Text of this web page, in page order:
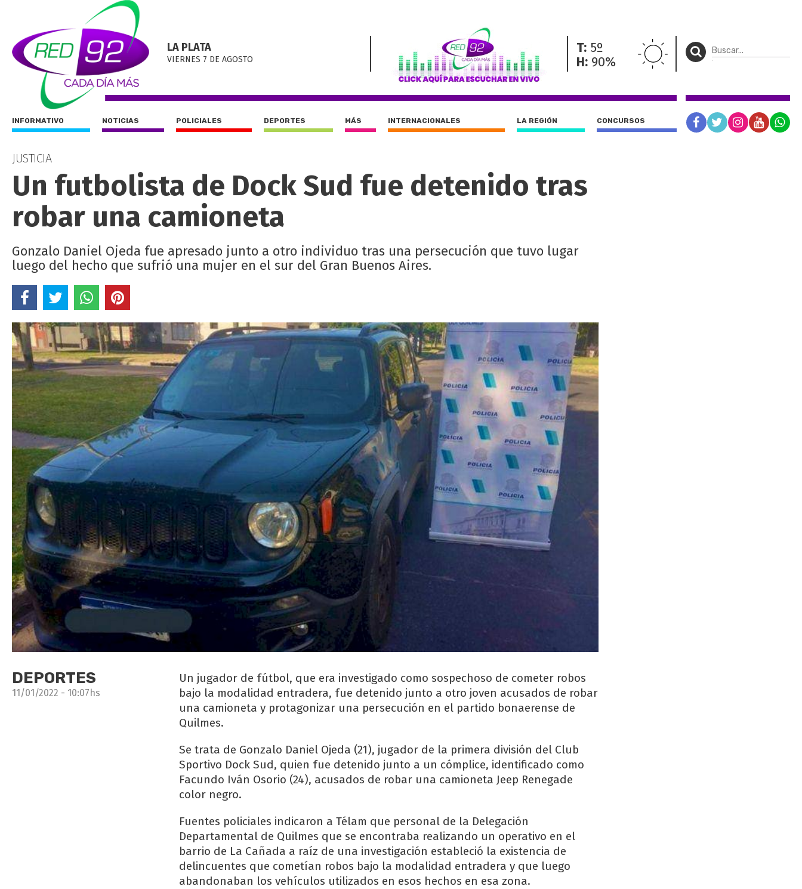
LA PLATA
VIERNES 7 DE AGOSTO
T: 5º
H: 90%
INFORMATIVO NOTICIAS POLICIALES DEPORTES MÁS INTERNACIONALES LA REGIÓN CONCURSOS
JUSTICIA
Un futbolista de Dock Sud fue detenido tras
robar una camioneta
Gonzalo Daniel Ojeda fue apresado junto a otro individuo tras una persecución que tuvo lugar
luego del hecho que sufrió una mujer en el sur del Gran Buenos Aires.
DEPORTES
11/01/2022 - 10:07hs
Un jugador de fútbol, que era investigado como sospechoso de cometer robos
bajo la modalidad entradera, fue detenido junto a otro joven acusados de robar
una camioneta y protagonizar una persecución en el partido bonaerense de
Quilmes.
Se trata de Gonzalo Daniel Ojeda (21), jugador de la primera división del Club
Sportivo Dock Sud, quien fue detenido junto a un cómplice, identificado como
Facundo Iván Osorio (24), acusados de robar una camioneta Jeep Renegade
color negro.
Fuentes policiales indicaron a Télam que personal de la Delegación
Departamental de Quilmes que se encontraba realizando un operativo en el
barrio de La Cañada a raíz de una investigación estableció la existencia de
delincuentes que cometían robos bajo la modalidad entradera y que luego
abandonaban los vehículos utilizados en esos hechos en esa zona.